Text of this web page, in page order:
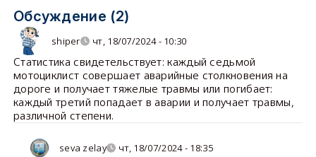
Обсуждение (2)
shiper чт, 18/07/2024 - 10:30
Статистика свидетельствует: каждый седьмой
мотоциклист совершает аварийные столкновения на
дороге и получает тяжелые травмы или погибает:
каждый третий попадает в аварии и получает травмы,
различной степени.
seva zelay
чт, 18/07/2024 - 18:35